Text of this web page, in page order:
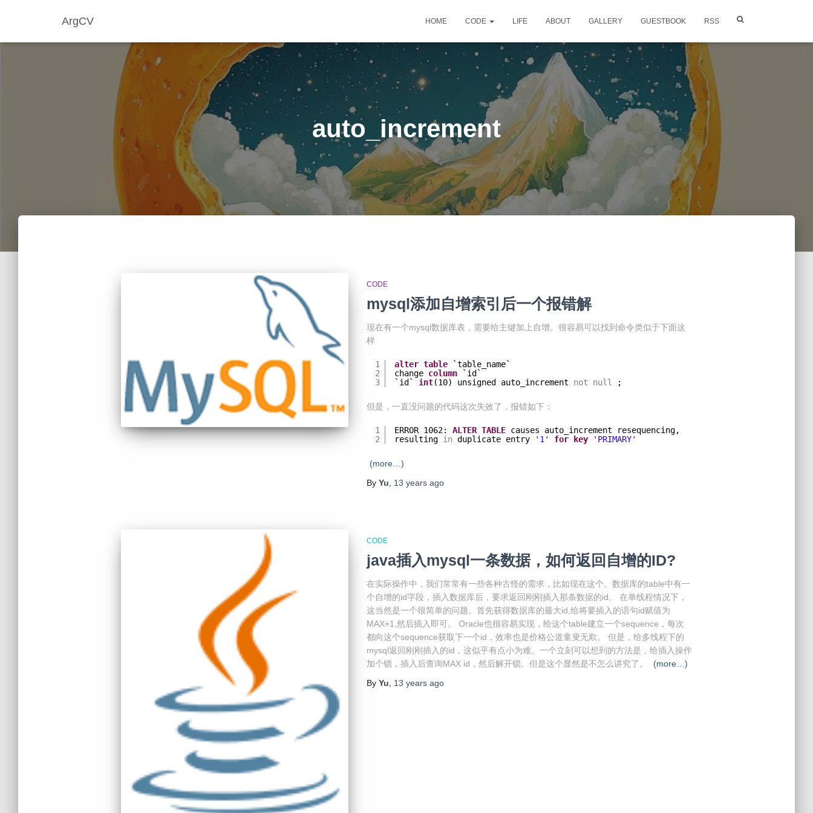
ArgCV HOME CODE LIFE ABOUT GALLERY GUESTBOOK RSS
auto_increment
CODE
mysql添加自增索引后一个报错解
现在有一个mysql数据库表，需要给主键加上自增。很容易可以找到命令类似于下面这
样
1
2
3
alter table
`table_name`
change column
`id`
`id` int(10) unsigned auto_increment not null ;
但是，一直没问题的代码这次失效了，报错如下：
1
2
ERROR 1062: ALTER TABLE causes auto_increment resequencing,
resulting in duplicate entry '1' for key 'PRIMARY'
(more…)
By Yu 13 yearsago
CODE
java插入mysql一条数据，如何返回自增的ID?
在实际操作中，我们常常有一些各种古怪的需求，比如现在这个。数据库的table中有一
个自增的id字段，插入数据库后，要求返回刚刚插入那条数据的id。 在单线程情况下，
这当然是一个很简单的问题。首先获得数据库的最大id,给将要插入的语句id赋值为
MAX+1,然后插入即可。 Oracle也很容易实现，给这个table建立一个sequence，每次
都向这个sequence获取下一个id，效率也是价格公道童叟无欺。 但是，给多线程下的
mysql返回刚刚插入的id，这似乎有点小为难。一个立刻可以想到的方法是，给插入操作
加个锁，插入后查询MAX id，然后解开锁。但是这个显然是不怎么讲究了。
(more…)
By Yu 13 yearsago